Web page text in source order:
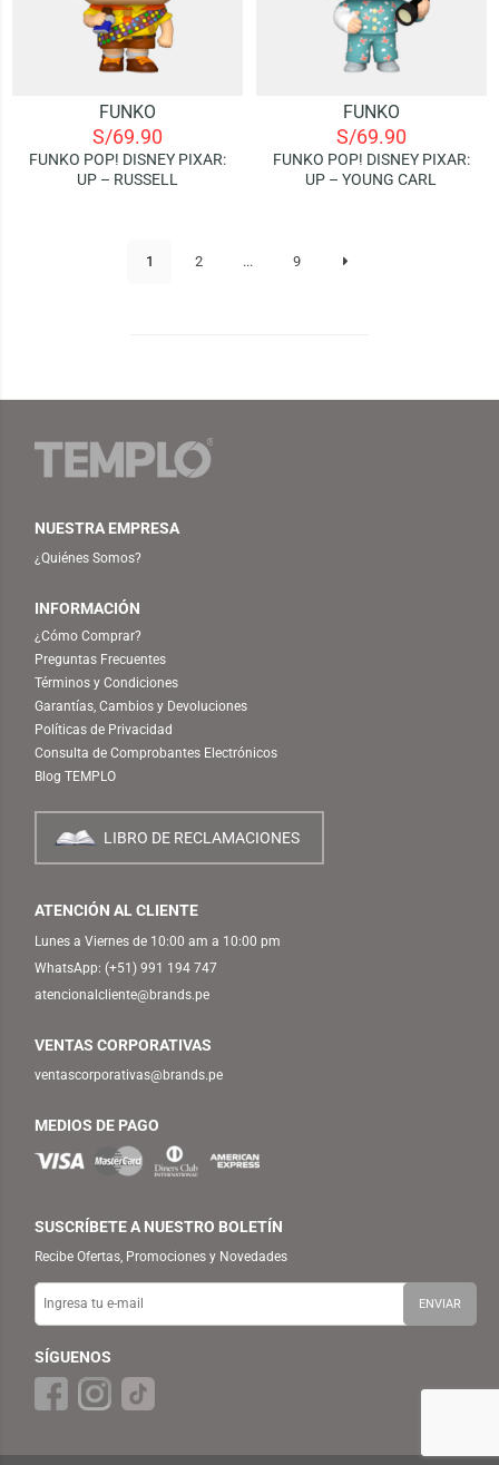
FUNKO
S/69.90
FUNKO POP! DISNEY PIXAR:
UP – RUSSELL
FUNKO
S/69.90
FUNKO POP! DISNEY PIXAR:
UP – YOUNG CARL
1 2 ... 9
NUESTRA EMPRESA
¿Quiénes Somos?
INFORMACIÓN
¿Cómo Comprar?
Preguntas Frecuentes
Términos y Condiciones
Garantías, Cambios y Devoluciones
Políticas de Privacidad
Consulta de Comprobantes Electrónicos
Blog TEMPLO
LIBRO DE RECLAMACIONES
ATENCIÓN AL CLIENTE
Lunes a Viernes de 10:00 am a 10:00 pm
WhatsApp: (+51) 991 194 747
atencionalcliente@brands.pe
VENTAS CORPORATIVAS
ventascorporativas@brands.pe
MEDIOS DE PAGO
SUSCRÍBETE A NUESTRO BOLETÍN
Recibe Ofertas, Promociones y Novedades
SÍGUENOS